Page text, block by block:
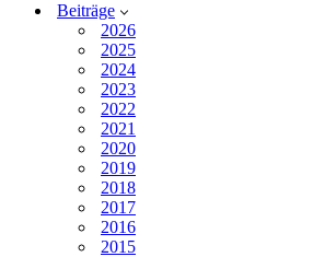
Beiträge
2026
2025
2024
2023
2022
2021
2020
2019
2018
2017
2016
2015